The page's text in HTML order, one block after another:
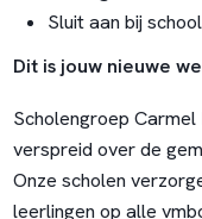
Sluit aan bij
Dit is jouw nieuwe
Scholengroep
verspreid over de
Onze scholen
leerlingen op alle